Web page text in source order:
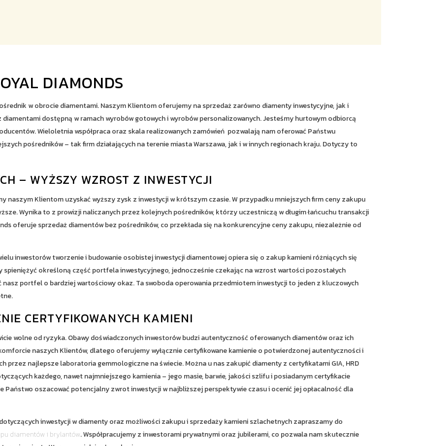
DIAMONDS
w obrocie diamentami. Naszym Klientom oferujemy na sprzedaż zarówno diamenty inwestycyjne, jak i
dostępną w ramach wyrobów gotowych i wyrobów personalizowanych. Jesteśmy hurtowym odbiorcą
Wieloletnia współpraca oraz skala realizowanych zamówień pozwalają nam oferować Państwu
pośredników – tak firm działających na terenie miasta Warszawa, jak i w innych regionach kraju. Dotyczy to
– WYŻSZY WZROST Z INWESTYCJI
naszym Klientom uzyskać wyższy zysk z inwestycji w krótszym czasie. W przypadku mniejszych firm ceny zakupu
Wynika to z prowizji naliczanych przez kolejnych pośredników, którzy uczestniczą w długim łańcuchu transakcji
oferuje sprzedaż diamentów bez pośredników, co przekłada się na konkurencyjne ceny zakupu, niezależnie od
inwestorów tworzenie i budowanie osobistej inwestycji diamentowej opiera się o zakup kamieni różniących się
spieniężyć określoną część portfela inwestycyjnego, jednocześnie czekając na wzrost wartości pozostałych
portfel o bardziej wartościowy okaz. Ta swoboda operowania przedmiotem inwestycji to jeden z kluczowych
CERTYFIKOWANYCH KAMIENI
wolne od ryzyka. Obawy doświadczonych inwestorów budzi autentyczność oferowanych diamentów oraz ich
naszych Klientów, dlatego oferujemy wyłącznie certyfikowane kamienie o potwierdzonej autentyczności i
przez najlepsze laboratoria gemmologiczne na świecie. Można u nas zakupić diamenty z certyfikatami GIA, HRD
każdego, nawet najmniejszego kamienia – jego masie, barwie, jakości szlifu i posiadanym certyfikacie
oszacować potencjalny zwrot inwestycji w najbliższej perspektywie czasu i ocenić jej opłacalność dla
inwestycji w diamenty oraz możliwości zakupu i sprzedaży kamieni szlachetnych zapraszamy do
diamentów i brylantów. Współpracujemy z inwestorami prywatnymi oraz jubilerami, co pozwala nam skutecznie